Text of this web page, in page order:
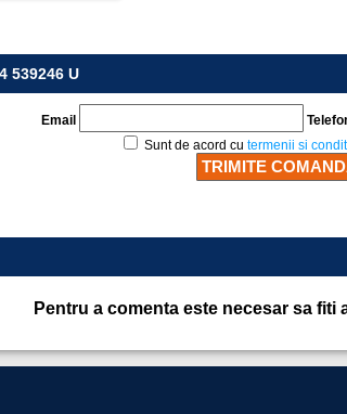
539246 U
Email
Sunt de acord cu termenii si
Pentru a comenta este necesar sa fiti